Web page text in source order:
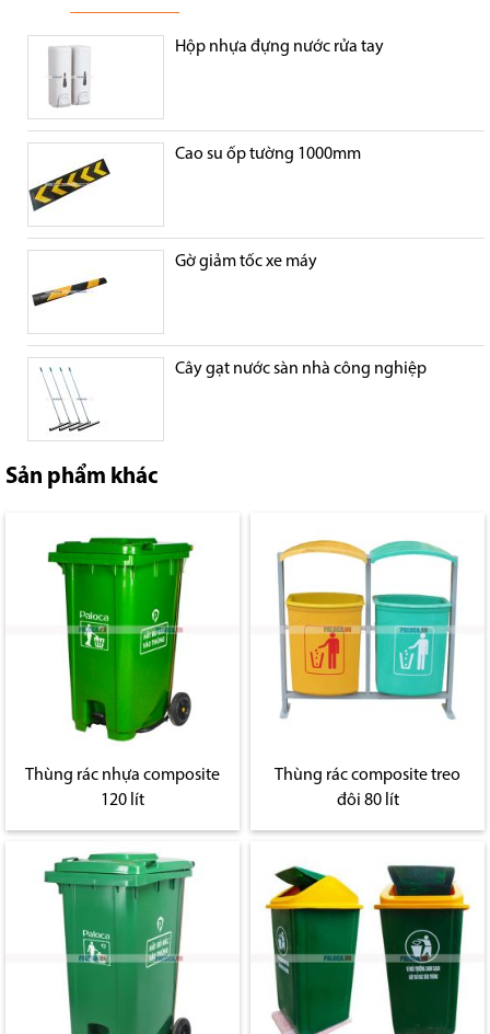
Hộp nhựa đựng nước rửa tay
Cao su ốp tường 1000mm
Gờ giảm tốc xe máy
Cây gạt nước sàn nhà công nghiệp
Sản phẩm khác
Thùng rác nhựa composite
120 lít
Thùng rác composite treo
đôi 80 lít